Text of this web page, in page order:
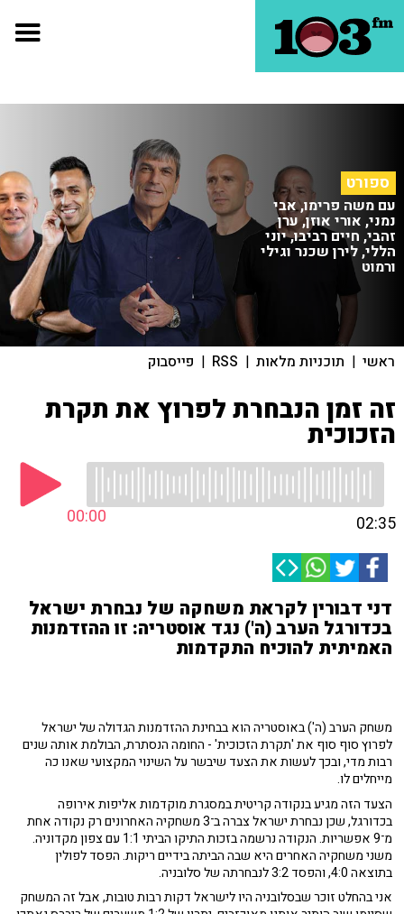
ספורט
עם משה פרימו, אבי
נמני, אורי אוזן, ערן
זהבי, חיים רביבו, יוני
הללי, לירן שכנר וגילי
ורמוט
ראשי | תוכניות מלאות |
RSS
| פייסבוק
זה זמן הנבחרת לפרוץ את תקרת
הזכוכית
00:00 02:35
דני דבורין לקראת משחקה של נבחרת ישראל
בכדורגל הערב (ה') נגד אוסטריה: זו ההזדמנות
האמיתית להוכיח התקדמות
משחק הערב (ה') באוסטריה הוא בבחינת ההזדמנות הגדולה של ישראל
לפרוץ סוף סוף את 'תקרת הזכוכית' - החומה הנסתרת, הבולמת אותה שנים
רבות מדי, ובכך לעשות את הצעד שיבשר על השינוי המקצועי שאנו כה
מייחלים לו.
הצעד הזה מגיע בנקודה קריטית במסגרת מוקדמות אליפות אירופה
בכדורגל, שכן נבחרת ישראל צברה ב־3 משחקיה האחרונים רק נקודה אחת
מ־9 אפשריות. הנקודה נרשמה בזכות התיקו הביתי 1:1 עם צפון מקדוניה.
משני משחקיה האחרים היא שבה הביתה בידיים ריקות. הפסד לפולין
בתוצאה 4:0, והפסד 3:2 לנבחרתה של סלובניה.
אני בהחלט זוכר שבסלובניה היו לישראל דקות רבות טובות, אבל זה המשחק